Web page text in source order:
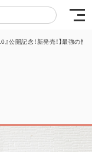
』公開記念！新発売！】最強